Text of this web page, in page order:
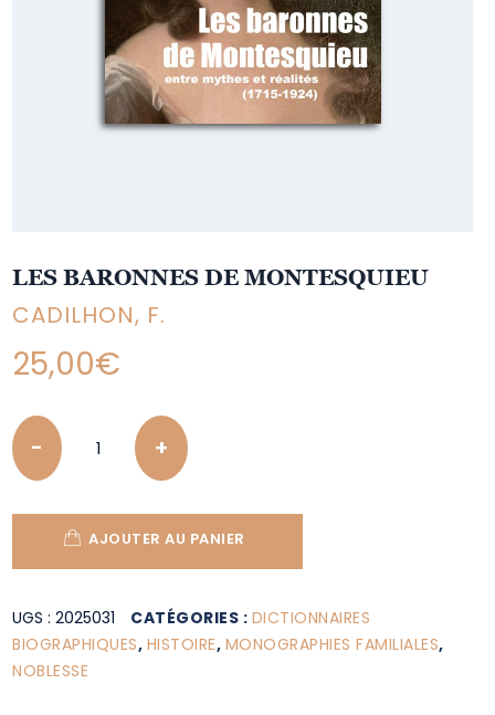
LES BARONNES DE MONTESQUIEU
CADILHON, F.
25,00€
Quantity
AJOUTER AU PANIER
UGS :2025031 CATÉGORIES : DICTIONNAIRES
BIOGRAPHIQUES, HISTOIRE, MONOGRAPHIES FAMILIALES,
NOBLESSE